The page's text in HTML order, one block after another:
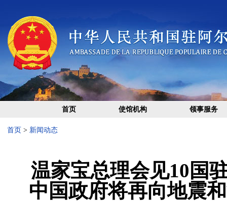
首页 使馆机构 领事服务
首页 > 新闻动态
温家宝总理会见10国
中国政府将再向地震